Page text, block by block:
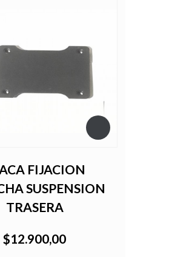
FIJACION
SUSPENSION
TRASERA
$12.900,00